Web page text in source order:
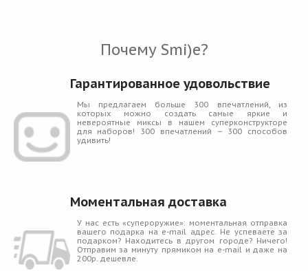
Почему Smi)e?
Гарантированное удовольствие
Мы предлагаем больше 300 впечатлений, из
которых можно создать самые яркие и
невероятные миксы в нашем суперконструкторе
для наборов! 300 впечатлений – 300 способов
удивить!
Моментальная доставка
У нас есть «супероружие»: моментальная отправка
вашего подарка на e-mail адрес. Не успеваете за
подарком? Находитесь в другом городе? Ничего!
Отправим за минуту прямиком на e-mail и даже на
200р. дешевле.